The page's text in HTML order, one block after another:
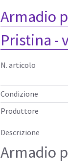
Armadio
Pristina -
N. articolo
Condizione
Produttore
Descrizione
Armadio